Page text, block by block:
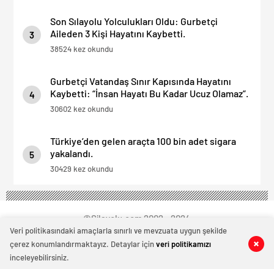
0 0
0 0
3
Son Sılayolu Yolculukları Oldu: Gurbetçi
Aileden 3 Kişi Hayatını Kaybetti.
38524 kez okundu
4
Gurbetçi Vatandaş Sınır Kapısında Hayatını
Kaybetti: “İnsan Hayatı Bu Kadar Ucuz Olamaz”.
30602 kez okundu
5
Türkiye’den gelen araçta 100 bin adet sigara
yakalandı.
30429 kez okundu
©Silayolu.com 2002 - 2024
Veri politikasındaki amaçlarla sınırlı ve mevzuata uygun şekilde
çerez konumlandırmaktayız. Detaylar içinveri politikamızı
inceleyebilirsiniz.